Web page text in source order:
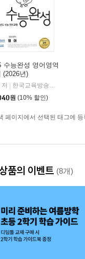
수능완성 영어영역
(2026년)
한국교육방송공사
원 (10% 할인)
페이지에서 선택된 태그에
품의 이벤트 (8개)